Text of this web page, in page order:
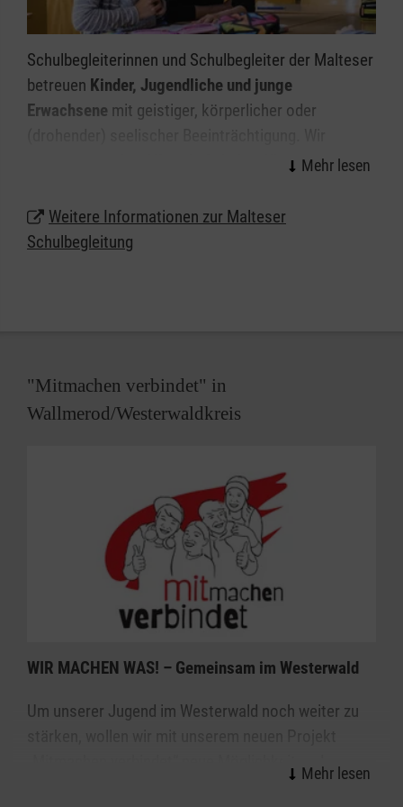
Schulbegleiterinnen und Schulbegleiter der Malteser
betreuen Kinder, Jugendliche und junge
Erwachsene mit geistiger, körperlicher oder
in Schulen, Kindergärten
und Jugendlichen diesenmöglichst selbstständig
meisternkönnen.
Weitere Informationen zur Malteser
Schulbegleitung
"Mitmachen verbindet" in
Wallmerod/Westerwaldkreis
WIR MACHEN WAS! – Gemeinsam im Westerwald
Um unserer Jugend im Westerwald noch weiter zu
„Mitmachen verbindet“ neue Möglichkeiten der
Begegnung und Beteiligung außerhalb von Schule